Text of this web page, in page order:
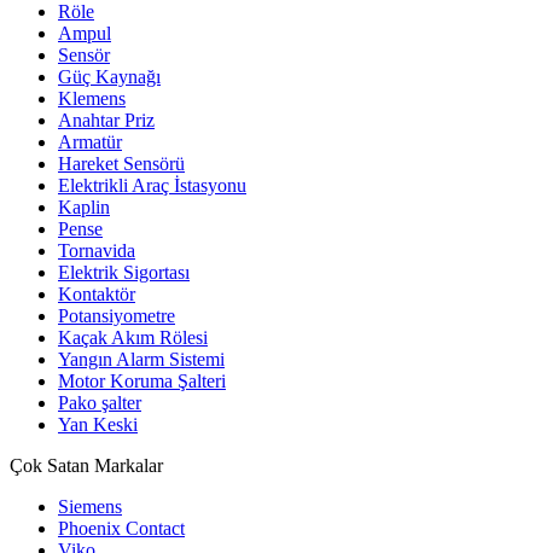
Röle
Ampul
Sensör
Güç Kaynağı
Klemens
Anahtar Priz
Armatür
Hareket Sensörü
Elektrikli Araç İstasyonu
Kaplin
Pense
Tornavida
Elektrik Sigortası
Kontaktör
Potansiyometre
Kaçak Akım Rölesi
Yangın Alarm Sistemi
Motor Koruma Şalteri
Pako şalter
Yan Keski
Çok Satan Markalar
Siemens
Phoenix Contact